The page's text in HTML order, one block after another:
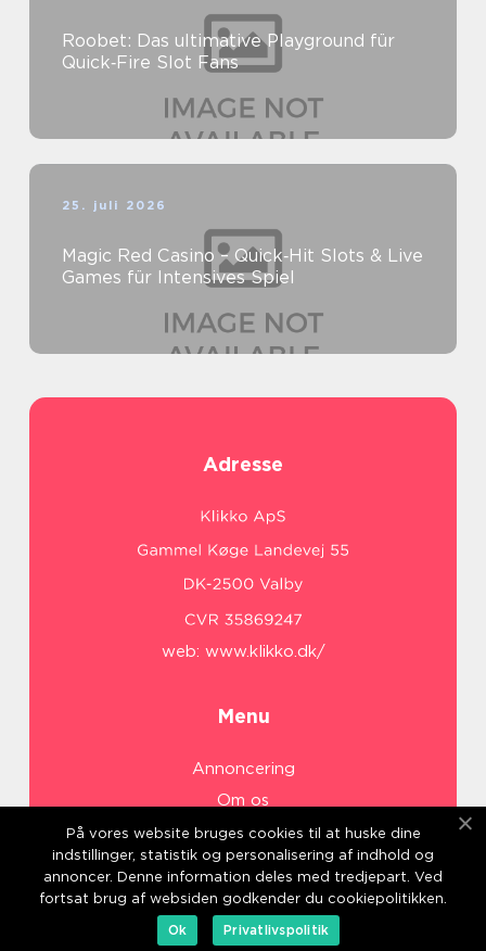
Roobet: Das ultimative Playground für
Quick‑Fire Slot Fans
25. juli 2026
Magic Red Casino – Quick‑Hit Slots & Live
Games für Intensives Spiel
Adresse
web: www.klikko.dk/
Menu
Annoncering
Om os
Cookies
Kontakt os
Sitemap
På vores website bruges cookies til at huske dine
indstillinger, statistik og personalisering af indhold og
annoncer. Denne information deles med tredjepart. Ved
fortsat brug af websiden godkender du cookiepolitikken.
Ok
Privatlivspolitik